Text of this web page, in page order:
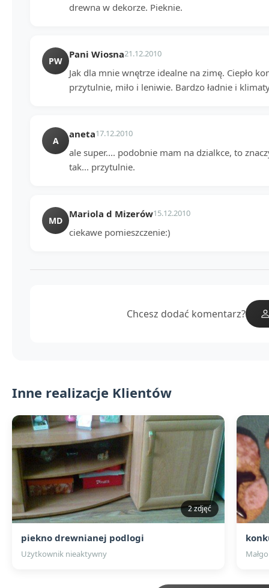
drewna w dekorze. Pieknie.
PW
Pani Wiosna21.12.2010
Jak dla mnie wnętrze idealne na zimę. Ciepło
przytulnie, miło i leniwie. Bardzo ładnie i
A
aneta17.12.2010
ale super.... podobnie mam na dzialkce, to
tak... przytulnie.
MD
Mariola d Mizerów15.12.2010
ciekawe pomieszczenie:)
Chcesz dodać komentarz?
Inne realizacje Klientów
2 zdjęć
piekno drewnianej podlogi
Użytkownik nieaktywny